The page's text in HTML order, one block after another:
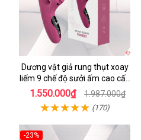
Dương vật giả rung thụt xoay
liếm 9 chế độ sưởi ấm cao cấp
Yeain Hot Whell
1.550.000₫ 1.987.000₫
(170)
-23%